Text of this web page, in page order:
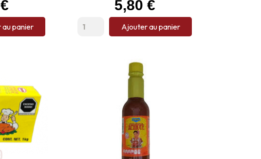
panier
5,80 €
Ajouter au panier